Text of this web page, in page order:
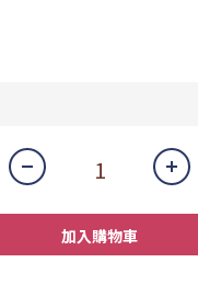
加入購物車